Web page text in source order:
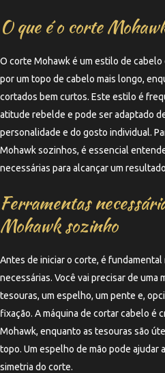
O que é o corte
O corte Mohawk é um estilo de
por um topo de cabelo mais longo,
cortados bem curtos. Este estilo é
atitude rebelde e pode ser adaptado
personalidade e do gosto individual.
Mohawk sozinhos, é essencial
necessárias para alcançar um
Ferramentas
Mohawk sozinho
Antes de iniciar o corte, é
necessárias. Você vai precisar de uma
tesouras, um espelho, um pente e,
fixação. A máquina de cortar cabelo é
Mohawk, enquanto as tesouras são
topo. Um espelho de mão pode ajudar
simetria do corte.